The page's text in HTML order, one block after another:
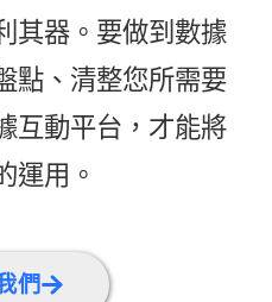
其器。要做到數據
點、清整您所需要
互動平台，才能將
運用。
們